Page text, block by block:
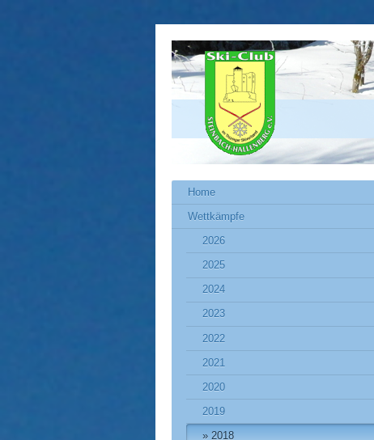
Home
Wettkämpfe
2026
2025
2024
2023
2022
2021
2020
2019
2018